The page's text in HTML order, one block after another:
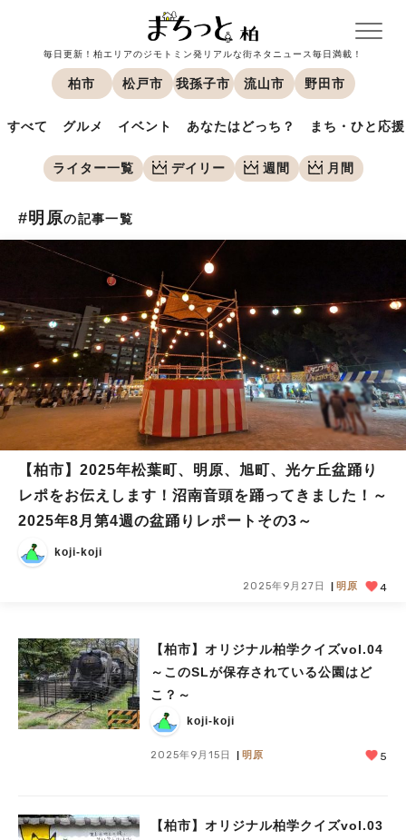
毎日更新！柏エリアのジモトミン発リアルな街ネタニュース毎日満載！
柏市 松戸市 我孫子市 流山市 野田市
すべて グルメ イベント あなたはどっち？ まち・ひと応援
ライター一覧 デイリー 週間 月間
#明原の記事一覧
【柏市】2025年松葉町、明原、旭町、光ケ丘盆踊り
レポをお伝えします！沼南音頭を踊ってきました！～
2025年8月第4週の盆踊りレポートその3～
koji-koji
2025年9月27日 明原 4
【柏市】オリジナル柏学クイズvol.04
～このSLが保存されている公園はど
こ？～
koji-koji
2025年9月15日 明原 5
【柏市】オリジナル柏学クイズvol.03